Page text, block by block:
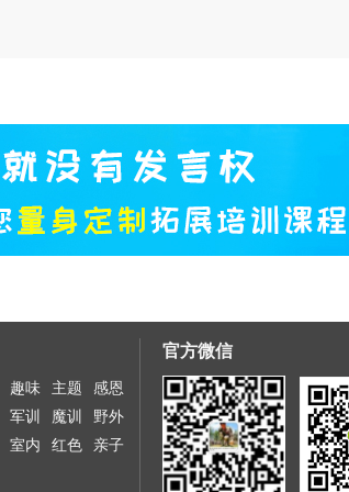
趣味 主题
感恩
军训 魔训
野外
室内 红色 亲子
官方微信